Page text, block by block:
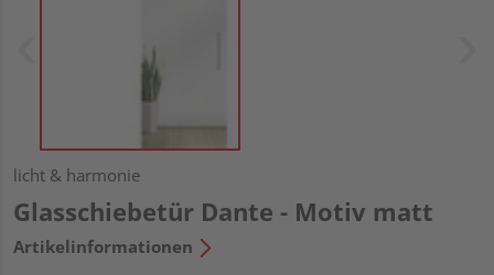
licht & harmonie
Glasschiebetür Dante - Motiv matt
Artikelinformationen